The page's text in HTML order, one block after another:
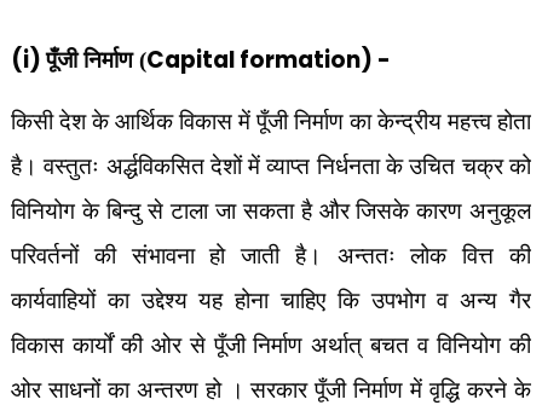
(i)पूँजी निर्माण (Capital formation) -
किसी देश के आर्थिक विकास में पूँजी निर्माण का केन्द्रीय महत्त्व होता
है। वस्तुतः अर्द्धविकसित देशों में व्याप्त निर्धनता के उचित चक्र को
विनियोग के बिन्दु से टाला जा सकता है और जिसके कारण अनुकूल
परिवर्तनों की संभावना हो जाती है। अन्ततः लोक वित्त की
कार्यवाहियों का उद्देश्य यह होना चाहिए कि उपभोग व अन्य गैर
विकास कार्यों की ओर से पूँजी निर्माण अर्थात् बचत व विनियोग की
ओर साधनों का अन्तरण हो । सरकार पूँजी निर्माण में वृद्धि करने के